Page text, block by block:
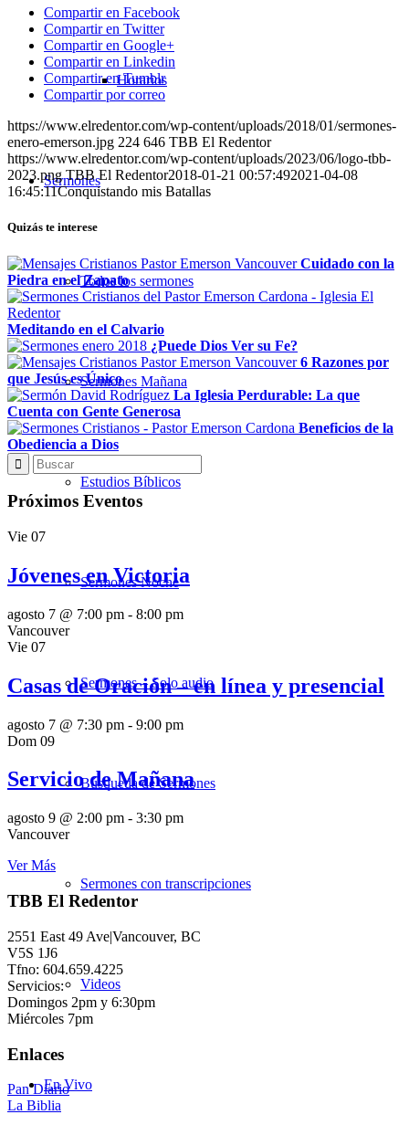
Horarios
Sermones
Todos los sermones
Sermones Mañana
Estudios Bíblicos
Sermones Noche
Sermones – Solo audio
Búsqueda de Sermones
Sermones con transcripciones
Videos
En Vivo
Compartir en Facebook
Compartir en Twitter
Compartir en Google+
Compartir en Linkedin
Compartir en Tumblr
Compartir por correo
https://www.elredentor.com/wp-content/uploads/2018/01/sermones-
enero-emerson.jpg 224 646 TBB El Redentor
https://www.elredentor.com/wp-content/uploads/2023/06/logo-tbb-
2023.png TBB El Redentor2018-01-21 00:57:492021-04-08
16:45:11Conquistando mis Batallas
Quizás te interese
Cuidado con la
Piedra en el Zapato
Meditando en el Calvario
¿Puede Dios Ver su Fe?
6 Razones por
que Jesús es Único
La Iglesia Perdurable: La que
Cuenta con Gente Generosa
Beneficios de la
Obediencia a Dios
Próximos Eventos
Vie 07
Jóvenes en Victoria
agosto 7 @ 7:00 pm - 8:00 pm
Vancouver
Vie 07
Casas de Oración – en línea y presencial
agosto 7 @ 7:30 pm - 9:00 pm
Dom 09
Servicio de Mañana
agosto 9 @ 2:00 pm - 3:30 pm
Vancouver
Ver Más
TBB El Redentor
2551 East 49 Ave|Vancouver, BC
V5S 1J6
Tfno: 604.659.4225
Servicios:
Domingos 2pm y 6:30pm
Miércoles 7pm
Enlaces
Pan Diario
La Biblia